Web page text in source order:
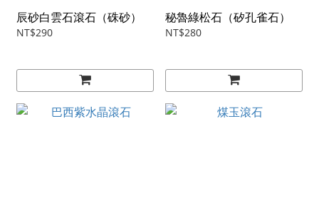
辰砂白雲石滾石（硃砂）
NT$290
秘魯綠松石（矽孔雀石）
NT$280